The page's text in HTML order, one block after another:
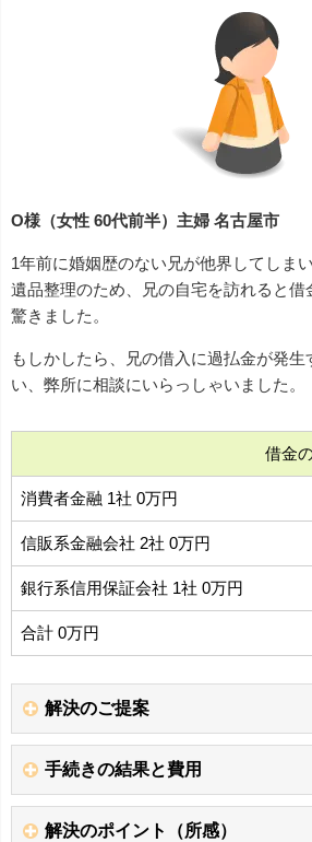
O様（女性 60代前半）主婦 名古屋市
1年前に婚姻歴のない兄が他界してしまい
遺品整理のため、兄の自宅を訪れると借
驚きました。
もしかしたら、兄の借入に過払金が発
い、弊所に相談にいらっしゃいました。
借金
消費者金融 1社 0万円
信販系金融会社 2社 0万円
銀行系信用保証会社 1社 0万円
合計 0万円
解決のご提案
手続きの結果と費用
解決のポイント（所感）